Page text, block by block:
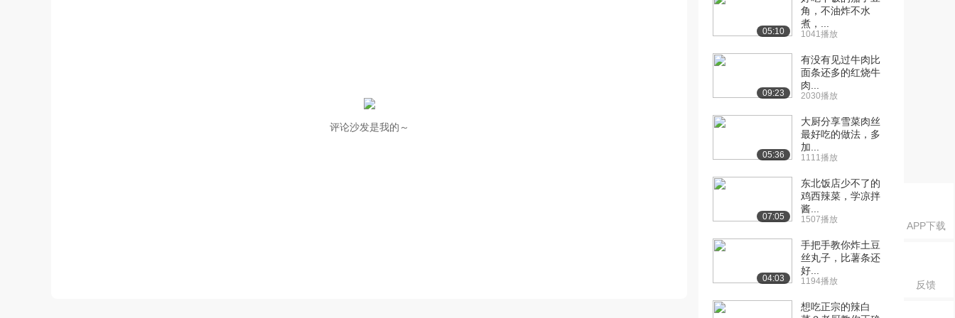
APP下载
反馈
评论沙发是我的～
05:10
角，不油炸不水
煮，...
1041播放
09:23
有没有见过牛肉比
面条还多的红烧牛
肉...
2030播放
05:36
大厨分享雪菜肉丝
最好吃的做法，多
加...
1111播放
07:05
东北饭店少不了的
鸡西辣菜，学凉拌
酱...
1507播放
04:03
手把手教你炸土豆
丝丸子，比薯条还
好...
1194播放
想吃正宗的辣白